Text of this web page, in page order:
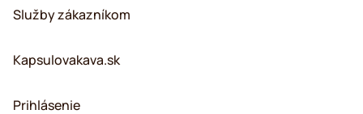
Služby zákazníkom
Kapsulovakava.sk
Prihlásenie